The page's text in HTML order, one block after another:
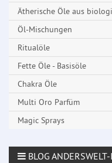
Ätherische Öle aus
Öl-Mischungen
Ritualöle
Fette Öle - Basisöle
Chakra Öle
Multi Oro Parfüm
Magic Sprays
BLOG